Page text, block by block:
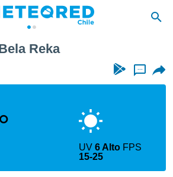
Reka
...
UV6 Alto FPS
15-25